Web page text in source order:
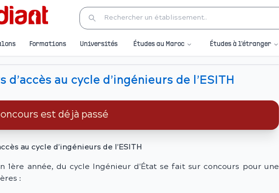
Formations Universités Études au Maroc Études à l'étranger
d’accès au cycle d’ingénieurs de l’ESITH
est déjà passé
au cycle d’ingénieurs de l’ESITH
1ère année, du cycle Ingénieur d'État se fait sur concours pour une
: